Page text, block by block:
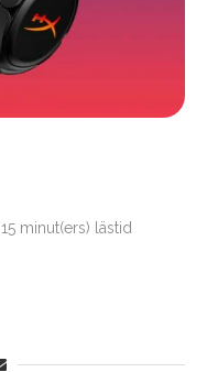
15 minut(ers) lästid